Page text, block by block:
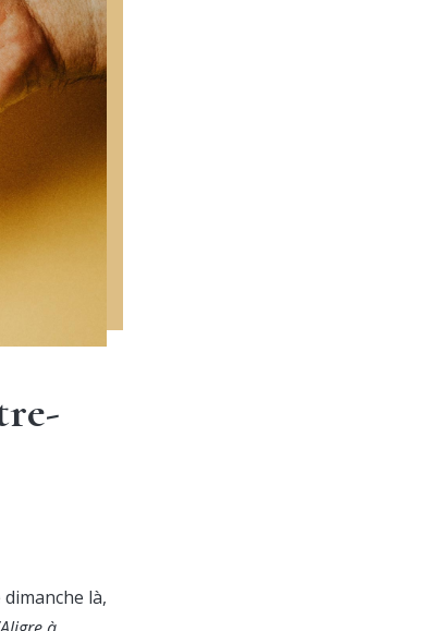
dimanche là,